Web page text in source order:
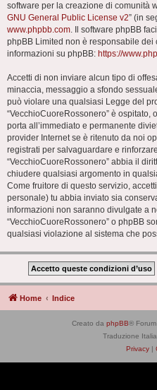
software per la creazione di comunità
GNU General Public License v2” (in
www.phpbb.com. Il software phpBB
phpBB Limited non è responsabile
informazioni su phpBB: https://
Accetti di non inviare alcun tipo di
minaccia, messaggio a sfondo
può violare una qualsiasi Legge del
“VecchioCuoreRossonero” è
porta all’immediato e permanente
provider Internet se è ritenuto da noi
registrati per salvaguardare e
“VecchioCuoreRossonero” abbia il
chiudere qualsiasi argomento in
Come fruitore di questo servizio,
personale) tu abbia inviato sia
informazioni non saranno divulgate a
“VecchioCuoreRossonero” o phpBB
qualsiasi violazione al sistema che
Home Indice
Creato da phpBB®
Traduzione
Privacy |